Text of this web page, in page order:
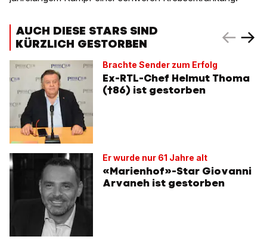
AUCH DIESE STARS SIND
KÜRZLICH GESTORBEN
Brachte Sender zum Erfolg
Ex-RTL-Chef Helmut Thoma
(†86) ist gestorben
Er wurde nur 61 Jahre alt
«Marienhof»-Star Giovanni
Arvaneh ist gestorben